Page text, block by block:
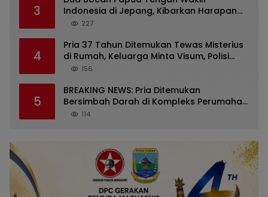
3
Indonesia di Jepang, Kibarkan Harapan
dari Mimika ke Panggung Dunia
227
4
Pria 37 Tahun Ditemukan Tewas Misterius
di Rumah, Keluarga Minta Visum, Polisi
Diminta Ungkap Penyebab Kematian
156
5
BREAKING NEWS: Pria Ditemukan
Bersimbah Darah di Kompleks Perumahan
RR Timika, Video Viral Gegerkan Warga
114